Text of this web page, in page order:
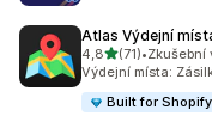
Atlas Výdejní
4,8z 5 hvězd
(71)
Celkový počet
•Zkušební
Výdejní místa:
Built for Shopify